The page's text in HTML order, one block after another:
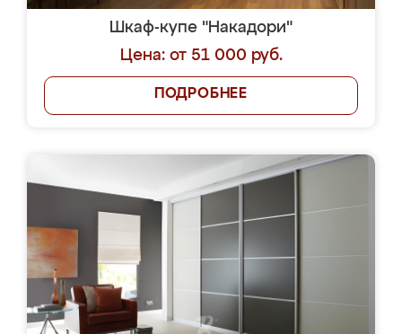
Шкаф-купе "Накадори"
Цена: от 51 000 руб.
ПОДРОБНЕЕ